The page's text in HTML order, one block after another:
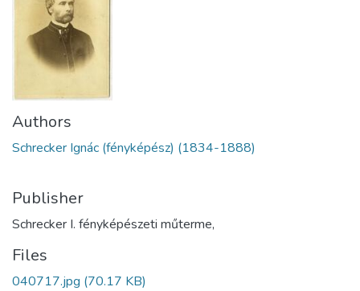
Authors
Schrecker Ignác (fényképész) (1834-1888)
Publisher
Schrecker I. fényképészeti műterme,
Files
040717.jpg (70.17 KB)